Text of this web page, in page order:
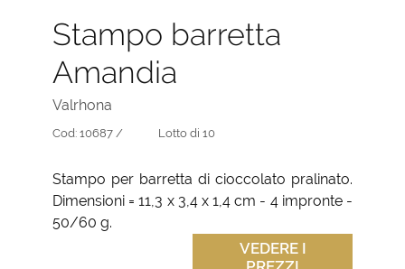
Stampo barretta
Amandia
Valrhona
Cod: 10687 / Lotto di 10
Stampo per barretta di cioccolato pralinato.
Dimensioni = 11,3 x 3,4 x 1,4 cm - 4 impronte -
50/60 g.
VEDERE I